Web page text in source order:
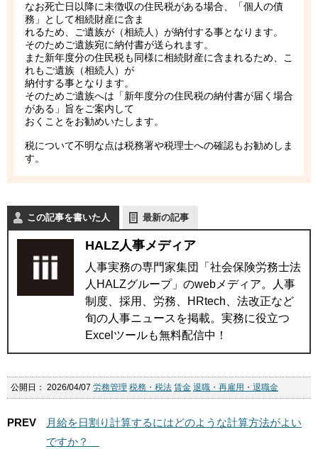
なお死亡日以降に未徴収の住民税がある場合、「個人の債
務」として相続財産に含ま
れるため、ご遺族が（相続人）が納付する事となります。
そのためご遺族宛に納付書が送られます。
また新年度分の住民税も同様に相続財産に含まれるため、こ
れもご遺族（相続人）が
納付する事となります。
そのためご遺族へは「新年度分の住民税の納付書が届く場合
がある」旨をご案内して
おくことをお勧めいたします。
税について不明な点は税務署や税理士への確認もお勧めしま
す。
この記事を書いた人 最新の記事
HALZ人事メディア
人事実務の専門家集団「社会保険労務士法
人HALZグループ」のwebメディア。人事
制度、採用、労務、HRtech、法改正など
旬の人事ニュースを掲載。実務に役立つ
Excelツールも無料配信中！
公開日： 2026/04/07 労務管理 税務・税法 賃金 退職・再雇用・退職金
PREV
月給を日割り計算するにはどのような計算方法がよい
ですか？